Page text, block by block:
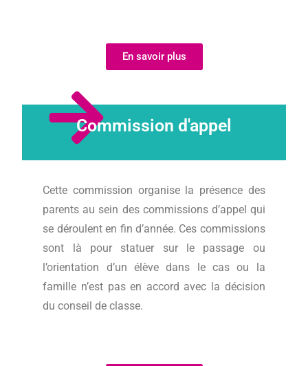
En savoir plus
Commission d'appel
Cette commission organise la présence des
parents au sein des commissions d’appel qui
se déroulent en fin d’année. Ces commissions
sont là pour statuer sur le passage ou
l’orientation d’un élève dans le cas ou la
famille n’est pas en accord avec la décision
du conseil de classe.